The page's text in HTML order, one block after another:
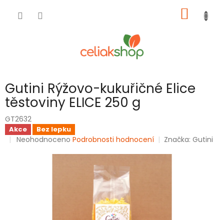
KOŠÍK
Gutini Rýžovo-kukuřičné Elice
těstoviny ELICE 250 g
GT2632
Akce Bez lepku
Průměrné
Neohodnoceno Podrobnosti hodnocení Značka: Gutini